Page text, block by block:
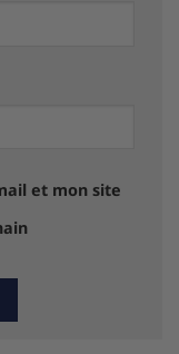
et mon site